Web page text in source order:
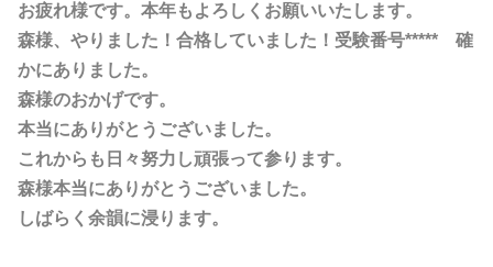
お疲れ様です。本年もよろしくお願いいたします。
森様、やりました！合格していました！受験番号***** 確
かにありました。
森様のおかげです。
本当にありがとうございました。
これからも日々努力し頑張って参ります。
森様本当にありがとうございました。
しばらく余韻に浸ります。